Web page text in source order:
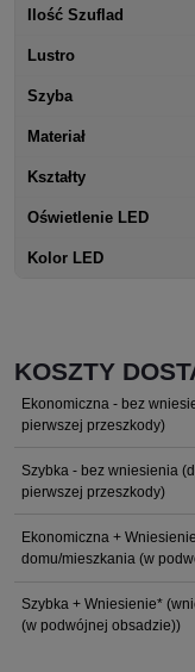
Ilość Szuflad
Lustro
Szyba
Materiał
Kształty
Oświetlenie LED
Kolor LED
KOSZTY
Cena nie zawiera
Ekonomiczna - bez
pierwszej przeszkody)
Szybka - bez wniesienia
pierwszej przeszkody)
Ekonomiczna +
domu/mieszkania (w
Szybka + Wniesienie*
(w podwójnej obsadzie))